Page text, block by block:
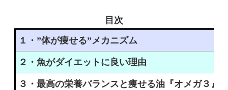
目次
１・”体が痩せる”メカニズム
２・魚がダイエットに良い理由
３・最高の栄養バランスと痩せる油『オメガ３』